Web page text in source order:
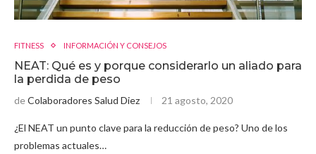
FITNESS INFORMACIÓN Y CONSEJOS
NEAT: Qué es y porque considerarlo un aliado para
la perdida de peso
deColaboradores Salud Diez 21 agosto, 2020
¿El NEAT un punto clave para la reducción de peso? Uno de los
problemas actuales…